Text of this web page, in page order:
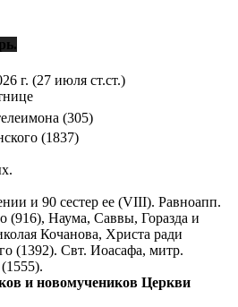
г. (27 июля ст.ст.)
(305)
(1837)
и 90 сестер ее (VIII). Равноапп.
(916), Наума, Саввы, Горазда и
Кочанова, Христа ради
(1392). Свт. Иоасафа, митр.
и новомучеников Церкви